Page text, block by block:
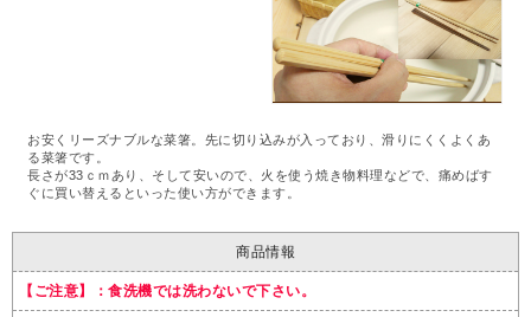
お安くリーズナブルな菜箸。先に切り込みが入っており、滑りにくくよくあ
る菜箸です。
長さが33ｃｍあり、そして安いので、火を使う焼き物料理などで、痛めばす
ぐに買い替えるといった使い方ができます。
商品情報
【ご注意】：食洗機では洗わないで下さい。